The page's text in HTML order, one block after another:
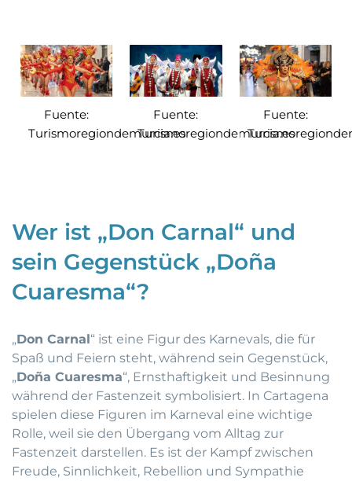
Fuente:
Turismoregiondemurcia.es
Fuente:
Turismoregiondemurcia.es
Fuente:
Wer ist „Don Carnal“ und
sein Gegenstück „Doña
Cuaresma“?
„Don Carnal“ ist eine Figur des Karnevals, die für
Spaß und Feiern steht, während sein Gegenstück,
„Doña Cuaresma“, Ernsthaftigkeit und Besinnung
während der Fastenzeit symbolisiert. In Cartagena
spielen diese Figuren im Karneval eine wichtige
Rolle, weil sie den Übergang vom Alltag zur
Fastenzeit darstellen. Es ist der Kampf zwischen
Freude, Sinnlichkeit, Rebellion und Sympathie